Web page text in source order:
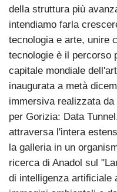
della struttura più
intendiamo farla
tecnologia e arte, unire
tecnologie è il percorso
capitale mondiale
inaugurata a metà
immersiva realizzata
per Gorizia: Data
attraversa l'intera
la galleria in un
ricerca di Anadol sul
di intelligenza artificiale